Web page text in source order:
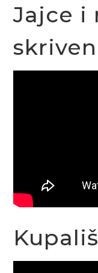
Jajce i